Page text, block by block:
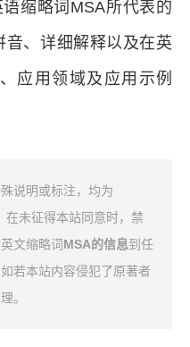
缩略词MSA所代表的
、详细解释以及在英
应用领域及应用示例
说明或标注，均为
在未征得本站同意时，禁
文缩略词MSA的信息到任
若本站内容侵犯了原著者
。